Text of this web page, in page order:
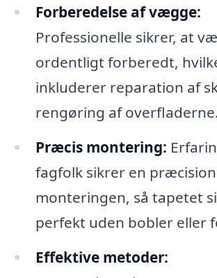
Forberedelse af vægge:
Professionelle sikrer, at
ordentligt forberedt,
inkluderer reparation af
rengøring af overfladerne.
Præcis montering:
fagfolk sikrer en
monteringen, så tapetet
perfekt uden bobler eller
Effektive metoder: